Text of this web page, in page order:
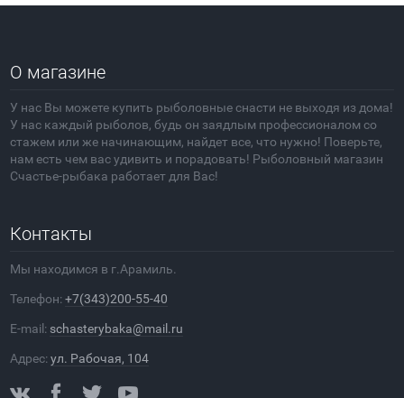
О магазине
У нас Вы можете купить рыболовные снасти не выходя из дома!
У нас каждый рыболов, будь он заядлым профессионалом со
стажем или же начинающим, найдет все, что нужно! Поверьте,
нам есть чем вас удивить и порадовать! Рыболовный магазин
Счастье-рыбака работает для Вас!
Контакты
Мы находимся в г.Арамиль.
Телефон:+7(343)200-55-40
E-mail: schasterybaka@mail.ru
Адрес:ул. Рабочая, 104